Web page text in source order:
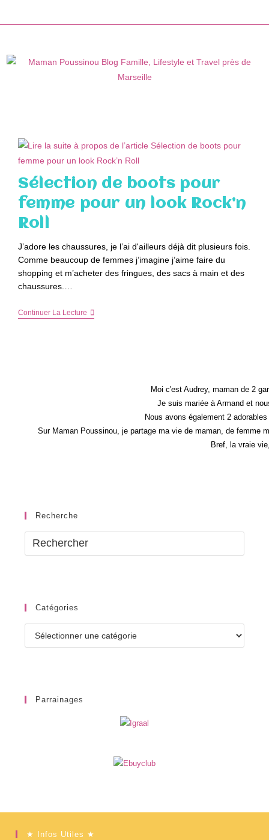
Sélection de boots pour
femme pour un look Rock’n
Roll
J’adore les chaussures, je l’ai d'ailleurs déjà dit plusieurs fois.
Comme beaucoup de femmes j’imagine j’aime faire du
shopping et m’acheter des fringues, des sacs à main et des
chaussures.…
Continuer La LectureSélection
Moi c'est Audrey, maman de 2
Je suis mariée à Armand et
Nous avons également 2
Sur Maman Poussinou, je partage ma vie de maman, de femme
Bref, la vraie
Recherche
Catégories
Parrainages
★ Infos Utiles ★